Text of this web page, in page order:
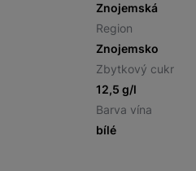
Znojemská
Region
Znojemsko
Zbytkový cukr
12,5 g/l
Barva vína
bílé